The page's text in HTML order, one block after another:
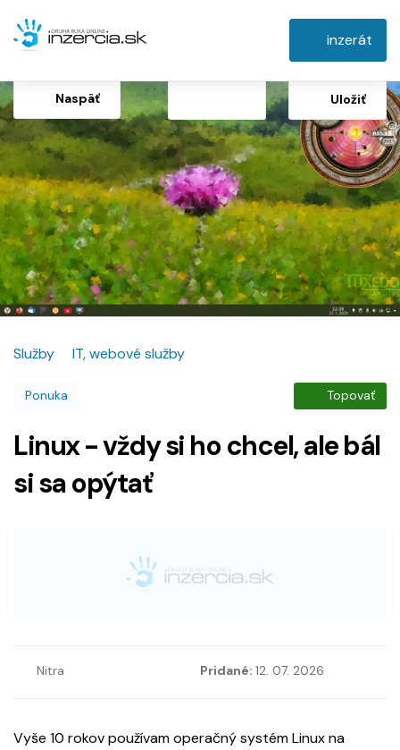
inzerát
Naspäť Uložiť
Služby IT, webové služby
Ponuka Topovať
Linux - vždy si ho chcel, ale bál
si sa opýtať
Nitra Pridané: 12. 07. 2026
Vyše 10 rokov používam operačný systém Linux na